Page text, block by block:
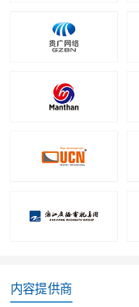
内容提供商